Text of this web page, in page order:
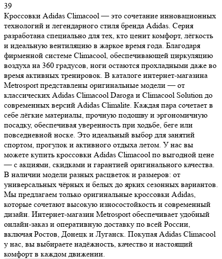
39
Кроссовки Adidas Climacool — это сочетание инновационных
технологий и легендарного стиля бренда Adidas. Серия
разработана специально для тех, кто ценит комфорт, лёгкость
и идеальную вентиляцию в жаркое время года. Благодаря
фирменной системе Climacool, обеспечивающей циркуляцию
воздуха на 360 градусов, ноги остаются прохладными даже во
время активных тренировок. В каталоге интернет-магазина
Metrosport представлены оригинальные модели — от
классических Adidas Climacool Daroga и Climacool Solution до
современных версий Adidas Climalite. Каждая пара сочетает в
себе лёгкие материалы, прочную подошву и эргономичную
посадку, обеспечивая уверенность при ходьбе, беге или
повседневной носке. Это идеальный выбор для занятий
спортом, прогулок и активного отдыха летом. У нас вы
можете купить кроссовки Adidas Climacool по выгодной цене
— с акциями, скидками и гарантией оригинального качества.
В наличии модели разных расцветок и размеров: от
универсальных чёрных и белых до ярких сезонных вариантов.
Мы предлагаем только оригинальные кроссовки Adidas,
которые сочетают высокую износостойкость и современный
дизайн. Интернет-магазин Metrosport обеспечивает удобный
онлайн-заказ и оперативную доставку по всей России,
включая Ростов, Донецк и Луганск. Покупая Adidas Climacool
у нас, вы выбираете надёжность, качество и настоящий
комфорт в каждом движении.